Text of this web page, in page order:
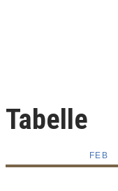
Tabelle
FEB